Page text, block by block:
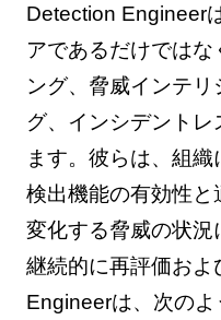
Detection Engineer
アであるだけではな
ング、脅威インテ
グ、インシデントレ
ます。彼らは、組
検出機能の有効性
変化する脅威の状況
継続的に再評価お
Engineerは、次の